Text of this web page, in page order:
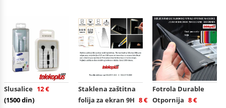
Slusalice 12 €
(1500 din)
Staklena zaštitna
folija za ekran 9H 8 €
Fotrola Durable
Otpornija 8 €